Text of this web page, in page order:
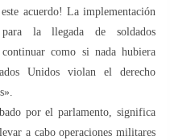
acuerdo! La implementación
la llegada de soldados
continuar como si nada hubiera
Unidos violan el derecho
por el parlamento, significa
a cabo operaciones militares